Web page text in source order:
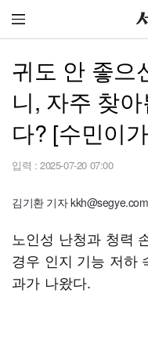
귀도 안 좋으
니, 자주 찾아
다? [수민이
입력 : 2025-07-20 07:00
김기환 기자 kkh@segye.com
노인성 난청과 청력
경우 인지 기능 저하
과가 나왔다.